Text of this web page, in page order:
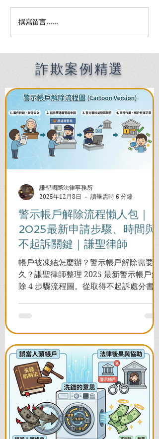
Premier English
Speaking Criminal
Filipinos in Taiwan:
Chien Sheng
International Law Firm
撰寫留言......
詐欺案例精選
警示帳戶解除流程懶人包｜
2025最新申請步驟、時間與
不起訴關鍵｜謙聖律師
帳戶被凍結怎麼辦？警示帳戶解除需要多
久？謙聖律師整理 2025 最新警示帳戶解
除 4 步驟流程圖。從取得不起訴處分書到
謙聖國際法律事務所
2025年12月8日
讀畢需時 6 分鐘